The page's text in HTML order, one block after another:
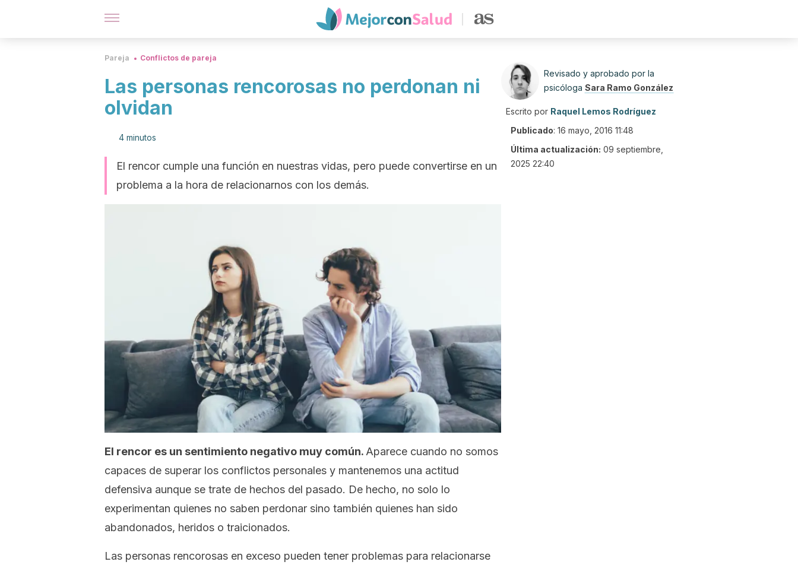
Pareja Conflictos de pareja
Las personas rencorosas no perdonan ni
olvidan
4 minutos
El rencor cumple una función en nuestras vidas, pero puede convertirse en un
problema a la hora de relacionarnos con los demás.
El rencor es un sentimiento negativo muy común. Aparece cuando no somos
capaces de superar los conflictos personales y mantenemos una actitud
defensiva aunque se trate de hechos del pasado. De hecho, no solo lo
experimentan quienes no saben perdonar sino también quienes han sido
abandonados, heridos o traicionados.
Las personas rencorosas en exceso pueden tener problemas para relacionarse
Revisado y aprobado por la
psicóloga Sara Ramo González
Escrito por Raquel Lemos Rodríguez
Publicado: 16 mayo, 2016 11:48
Última actualización: 09 septiembre,
2025 22:40